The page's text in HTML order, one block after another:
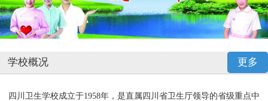
更多
学校概况
四川卫生学校成立于1958年，是直属四川省卫生厅领导的省级重点中